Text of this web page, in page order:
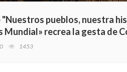
pueblos, nuestra
recrea la gesta de
0 1453